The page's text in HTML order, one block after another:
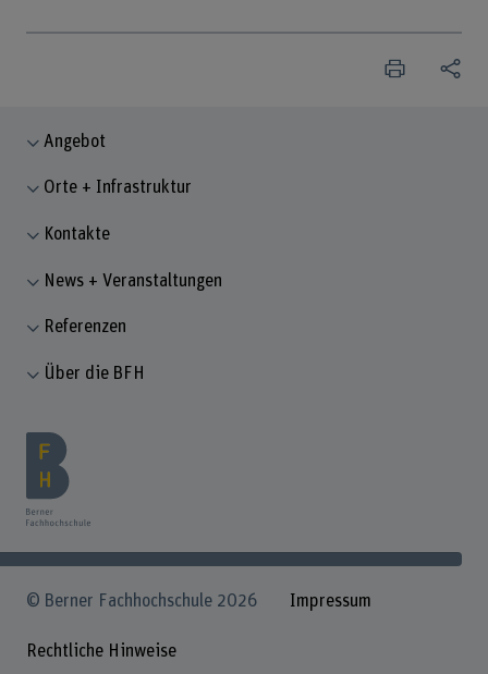
Angebot
Orte + Infrastruktur
Kontakte
News + Veranstaltungen
Referenzen
Über die BFH
© Berner Fachhochschule 2026 Impressum
Rechtliche Hinweise